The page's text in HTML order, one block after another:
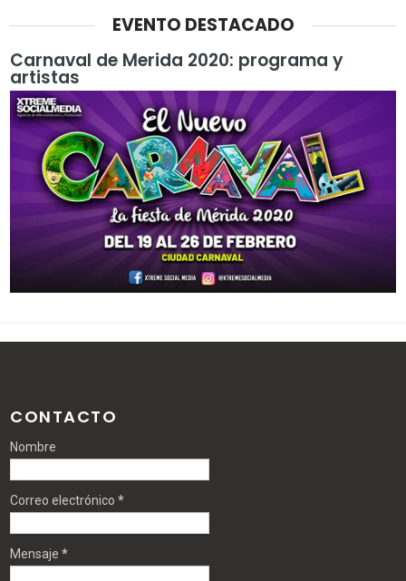
EVENTO DESTACADO
Carnaval de Merida 2020: programa y
artistas
CONTACTO
Nombre
Correo electrónico*
Mensaje*